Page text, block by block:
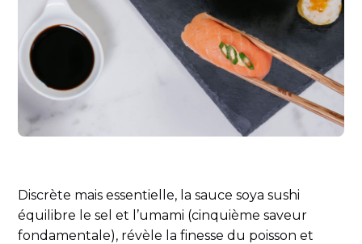
Discrète mais essentielle, la sauce soya sushi
équilibre le sel et l’umami (cinquième saveur
fondamentale), révèle la finesse du poisson et